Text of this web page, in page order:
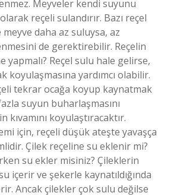
Meyveler kendi suyunu
reçeli sulandırır. Bazı reçel
daha az suluysa, az
de gerektirebilir. Reçelin
yapmalı? Reçel sulu hale gelirse,
koyulaşmasına yardımcı olabilir.
tekrar ocağa koyup kaynatmak
suyun buharlaşmasını
kıvamını koyulaştıracaktır.
için, reçeli düşük ateşte yavaşça
Çilek reçeline su eklenir mi?
su ekler misiniz? Çileklerin
içerir ve şekerle kaynatıldığında
Ancak çilekler çok sulu değilse